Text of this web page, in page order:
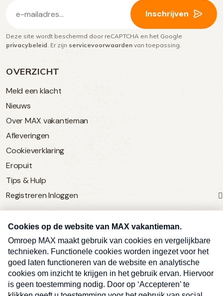
OVERZICHT
Meld een klacht
Nieuws
Over MAX vakantieman
Afleveringen
Cookieverklaring
Eropuit
Tips & Hulp
Registreren Inloggen
SERVICE
Over Omroep MAX
MAX Vandaag
MAX Meldpunt
Pers
mailadres
(Vereist)
Inschrijven
Deze site wordt beschermd door reCAPTCHA en het Google
privacybeleid . Er zijn servicevoorwaarden van toepassing.